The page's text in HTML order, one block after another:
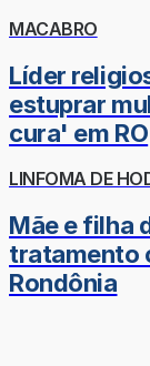
MACABRO
Líder
estuprar
cura' em RO
LINFOMA DE
Mãe e filha
tratamento
Rondônia